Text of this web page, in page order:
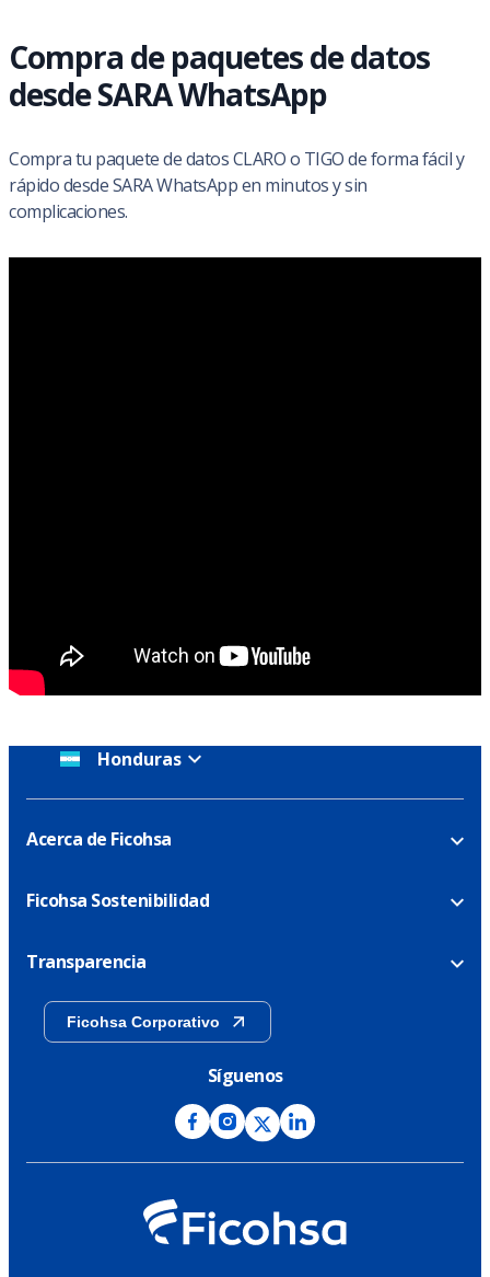
Compra de paquetes de datos
desde SARA WhatsApp
Compra tu paquete de datos CLARO o TIGO de forma fácil y
rápido desde SARA WhatsApp en minutos y sin
complicaciones.
Honduras
Acerca de Ficohsa
Ficohsa Sostenibilidad
Transparencia
Ficohsa Corporativo
Síguenos